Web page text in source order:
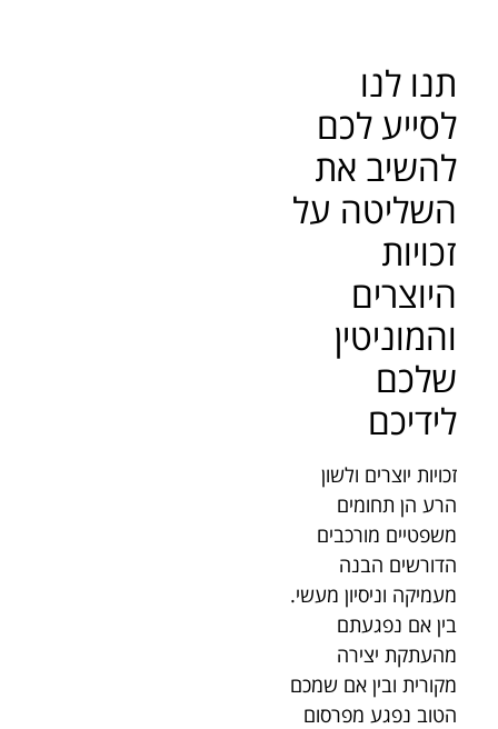
תנו לנו
לסייע לכם
להשיב את
השליטה על
זכויות
היוצרים
והמוניטין
שלכם
לידיכם
זכויות יוצרים ולשון
הרע הן תחומים
משפטיים מורכבים
הדורשים הבנה
מעמיקה וניסיון מעשי.
בין אם נפגעתם
מהעתקת יצירה
מקורית ובין אם שמכם
הטוב נפגע מפרסום